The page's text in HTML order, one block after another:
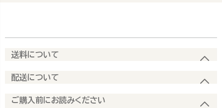
送料について
配送について
ご購入前にお読みください